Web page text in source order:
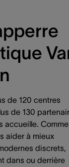
de 120 centres
de 130
accueille.
aider à mieux
discrets,
dans ou derrière